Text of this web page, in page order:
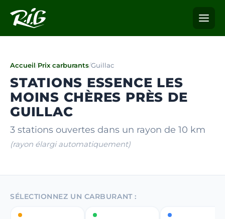
Accueil/Prix carburants/Guillac
STATIONS ESSENCE LES
MOINS CHÈRES PRÈS DE
GUILLAC
3 stations ouvertes dans un rayon de 10 km
(rayon élargi automatiquement)
SÉLECTIONNEZ UN CARBURANT :